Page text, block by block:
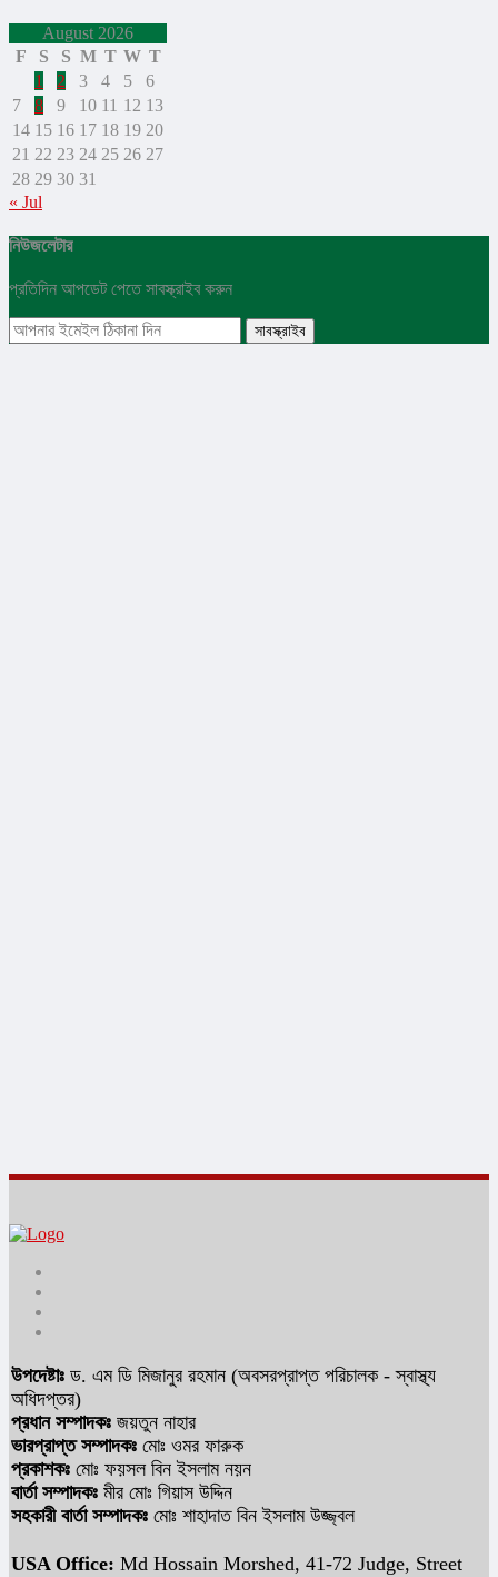
August 2026
F
S S M T W T
1
2 3 4 5
6
7
8 9 10 11 12 13
14 15 16 17 18 19 20
21 22 23 24 25 26 27
28 29 30 31
« Jul
নিউজলেটার
প্রতিদিন আপডেট পেতে সাবস্ক্রাইব করুন
সাবস্ক্রাইব
উপদেষ্টাঃ ড. এম ডি মিজানুর রহমান (অবসরপ্রাপ্ত পরিচালক - স্বাস্থ্য
অধিদপ্তর)
প্রধান সম্পাদকঃ জয়তুন নাহার
ভারপ্রাপ্ত সম্পাদকঃ মোঃ ওমর ফারুক
প্রকাশকঃ মোঃ ফয়সল বিন ইসলাম নয়ন
বার্তা সম্পাদকঃ মীর মোঃ গিয়াস উদ্দিন
সহকারী বার্তা সম্পাদকঃ মোঃ শাহাদাত বিন ইসলাম উজ্জ্বল
USA Office: Md Hossain Morshed, 41-72 Judge, Street